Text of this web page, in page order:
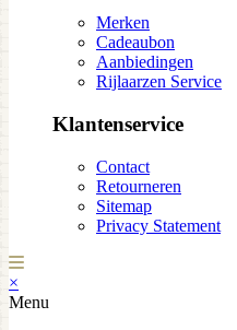
Merken
Cadeaubon
Aanbiedingen
Rijlaarzen Service
Klantenservice
Contact
Retourneren
Sitemap
Privacy Statement
×
Menu